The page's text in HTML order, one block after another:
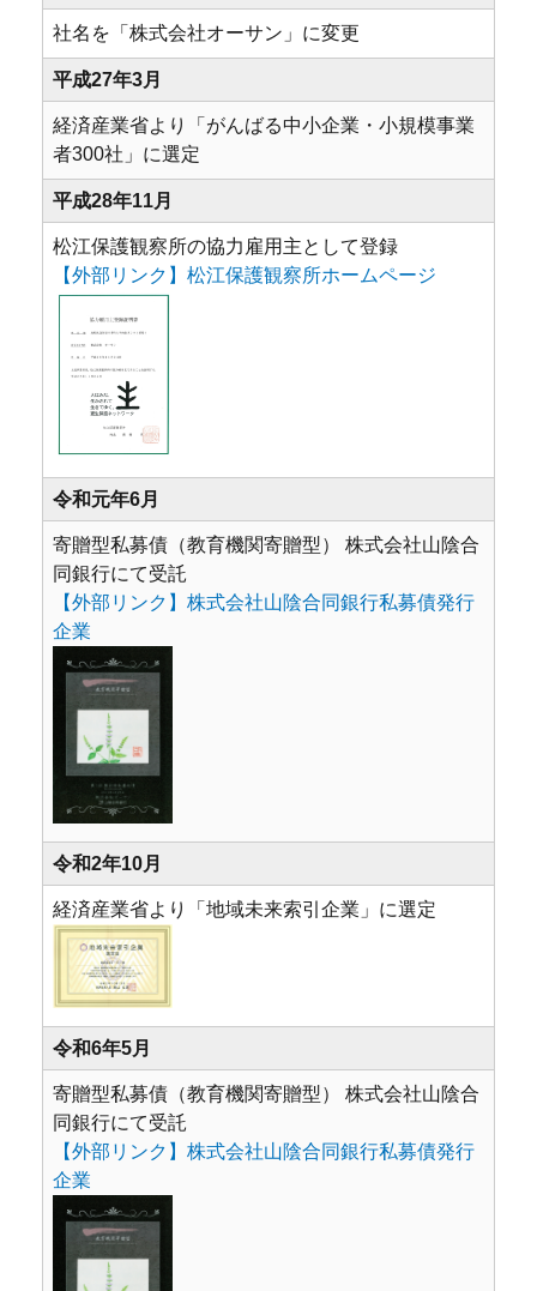
社名を「株式会社オーサン」に変更
平成27年3月
経済産業省より「がんばる中小企業・小規模事業
者300社」に選定
平成28年11月
松江保護観察所の協力雇用主として登録
【外部リンク】松江保護観察所ホームページ
令和元年6月
寄贈型私募債（教育機関寄贈型） 株式会社山陰合
同銀行にて受託
【外部リンク】株式会社山陰合同銀行私募債発行
企業
令和2年10月
経済産業省より「地域未来索引企業」に選定
令和6年5月
寄贈型私募債（教育機関寄贈型） 株式会社山陰合
同銀行にて受託
【外部リンク】株式会社山陰合同銀行私募債発行
企業